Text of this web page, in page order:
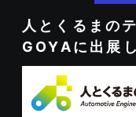
人とくるまの
GOYAに出展